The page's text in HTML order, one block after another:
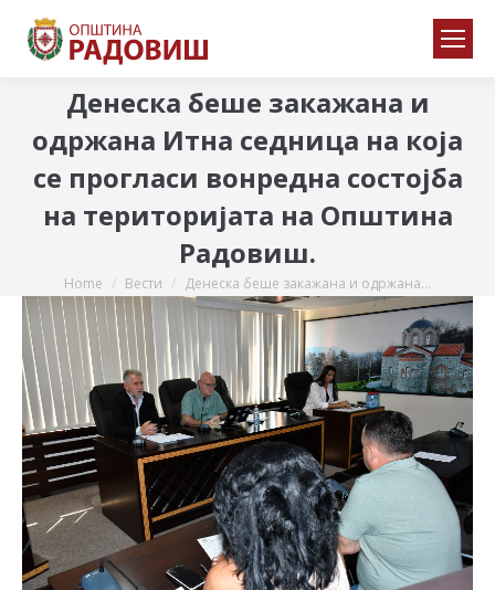
Денеска беше закажана и
одржана Итна седница на која
се прогласи вонредна состојба
на територијата на Општина
Радовиш.
You are here:
Home Вести Денеска беше закажана и одржана…